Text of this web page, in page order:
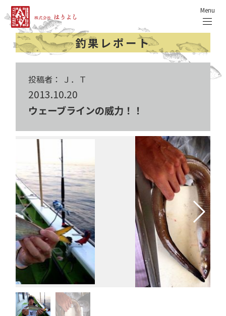
Menu
釣果レポート
投稿者： Ｊ．Ｔ
2013.10.20
ウェーブラインの威力！！